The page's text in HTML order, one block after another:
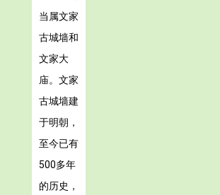
当属文家
古城墙和
文家大
庙。文家
古城墙建
于明朝，
至今已有
500多年
的历史，